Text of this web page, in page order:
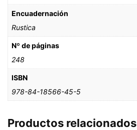
Encuadernación
Rustica
Nº de páginas
248
ISBN
978-84-18566-45-5
Productos relacionados